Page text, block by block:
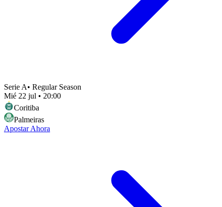
Serie A• Regular Season
Mié 22 jul • 20:00
Coritiba
Palmeiras
Apostar Ahora